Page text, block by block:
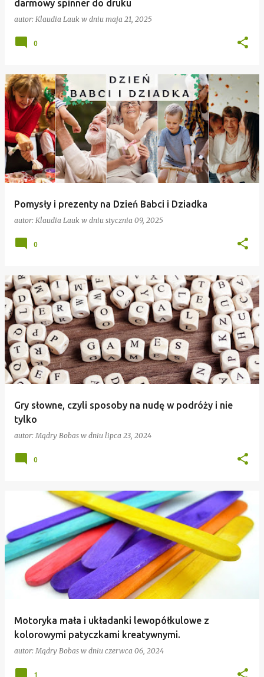
darmowy spinner do druku
autor: Klaudia Lauk w dniu maja 21, 2025
0
Pomysły i prezenty na Dzień Babci i Dziadka
autor: Klaudia Lauk w dniu stycznia 09, 2025
0
Gry słowne, czyli sposoby na nudę w podróży i nie
tylko
autor:Mądry Bobas w dniu lipca 23, 2024
0
Motoryka mała i układanki lewopółkulowe z
kolorowymi patyczkami kreatywnymi.
autor:Mądry Bobas w dniu czerwca 06, 2024
1